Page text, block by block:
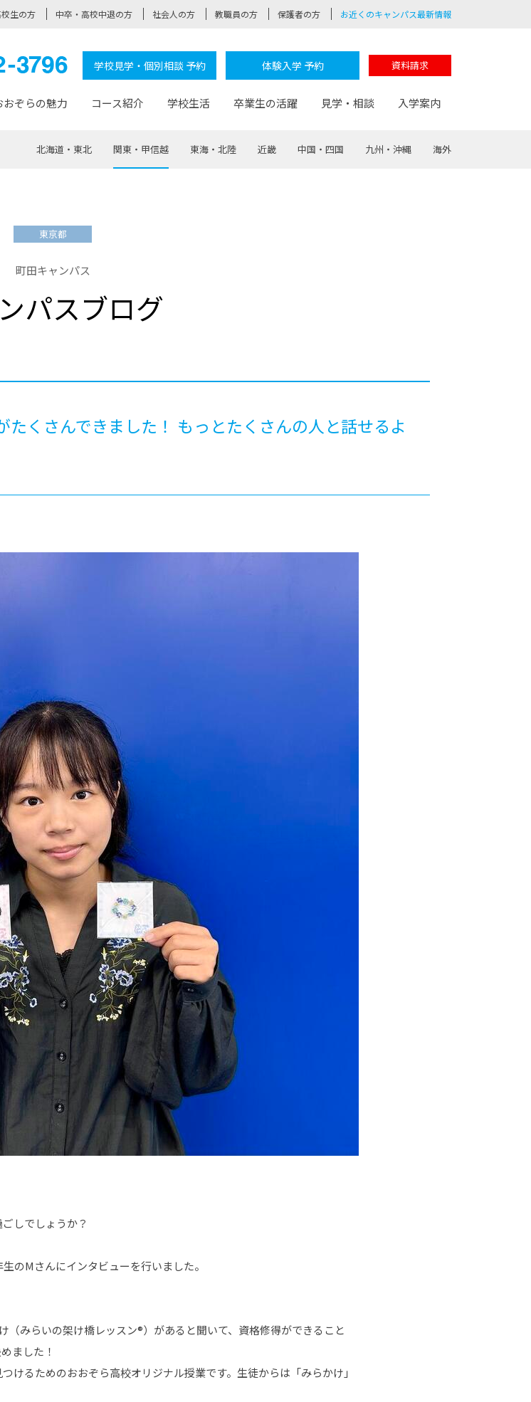
生の方 中卒・高校中退の方 社会人の方 教職員の方 保護者の方 お近くのキャンパス最新情報
0120-学校見学・個別相談 予約 体験入学 予約 資料請求
らについて トップページ
おおぞら高校とは
サポート
おぞらの魅力
ぞらの魅力 トップページ
なりたい大人になるための体験
-社会の架け橋プログラム®
コース紹介
ース紹介 トップページ
学校生活
学校生活 トップページ
先輩の声 おおぞら100選
卒業生の活躍
生の活躍 トップページ
見学・相談
学・相談 トップページ
入学案内
入学案内 トップページ
卒業までの流れ
北海道・東北 関東・甲信越 東海・北陸 近畿 中国・四国 九州・沖縄 海外
東京都
町田キャンパス
パスブログ
たくさんできました！ もっとたくさんの人と話せるよ
しでしょうか？
のMさんにインタビューを行いました。
みらいの架け橋レッスン®）があると聞いて、資格修得ができること
ました！
けるためのおおぞら高校オリジナル授業です。生徒からは「みらかけ」